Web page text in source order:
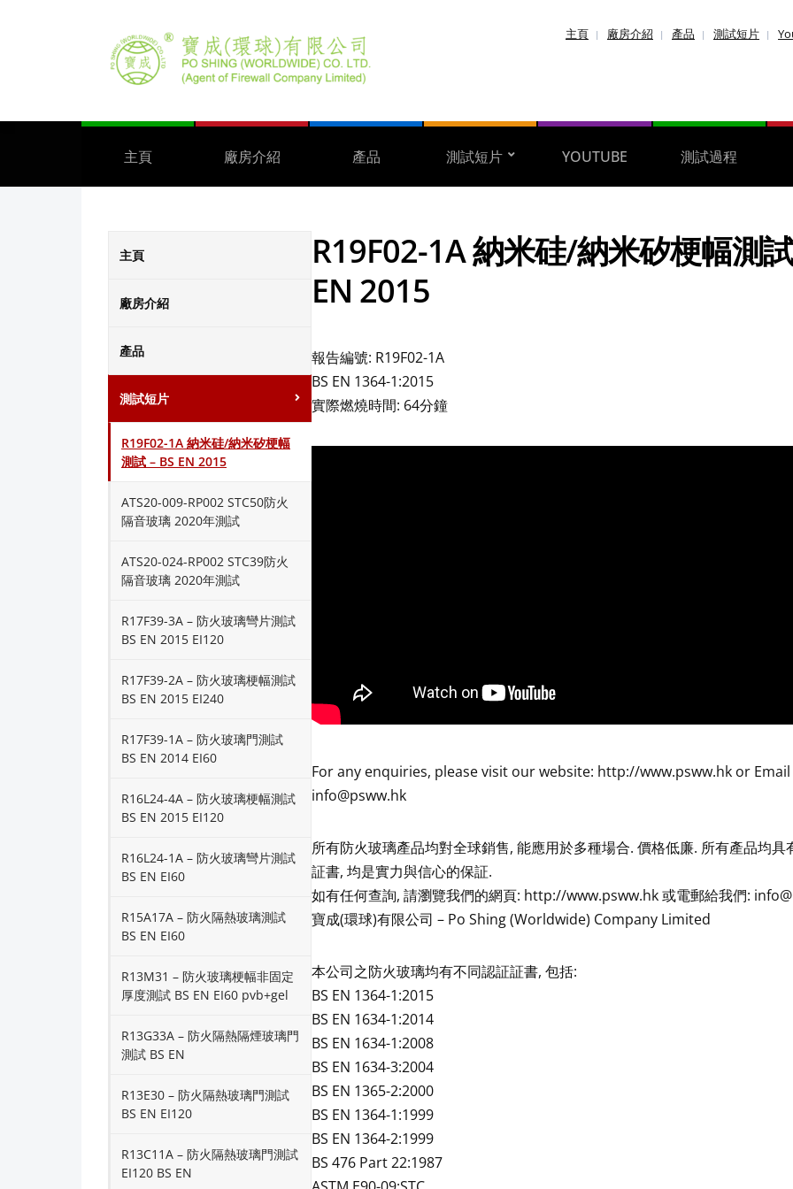
主頁 廠房介紹 產品 測試短片
主頁 廠房介紹 產品 測試短片 YOUTUBE 測試過程
主頁
廠房介紹
產品
測試短片
R19F02-1A 納米硅/納米矽梗幅
測試 – BS EN 2015
ATS20-009-RP002 STC50防火
隔音玻璃 2020年測試
ATS20-024-RP002 STC39防火
隔音玻璃 2020年測試
R17F39-3A – 防火玻璃彎片測試
BS EN 2015 EI120
R17F39-2A – 防火玻璃梗幅測試
BS EN 2015 EI240
R17F39-1A – 防火玻璃門測試
BS EN 2014 EI60
R16L24-4A – 防火玻璃梗幅測試
BS EN 2015 EI120
R16L24-1A – 防火玻璃彎片測試
BS EN EI60
R15A17A – 防火隔熱玻璃測試
BS EN EI60
R13M31 – 防火玻璃梗幅非固定
厚度測試 BS EN EI60 pvb+gel
R13G33A – 防火隔熱隔煙玻璃門
測試 BS EN
R13E30 – 防火隔熱玻璃門測試
BS EN EI120
R13C11A – 防火隔熱玻璃門測試
EI120 BS EN
R19F02-1A 納米硅/納米矽梗幅測
EN 2015
報告編號: R19F02-1A
BS EN 1364-1:2015
​實際燃燒時間: 64分鐘
For any enquiries, please visit our website: http://www.psww.hk or
info@psww.hk
所有防火玻璃產品均對全球銷售, 能應用於多種場合. 價格低廉. 所有產品均具
証書, 均是實力與信心的保証.
如有任何查詢, 請瀏覽我們的網頁: http://www.psww.hk 或電郵給我們:
寶成(環球)有限公司 – Po Shing (Worldwide) Company Limited
本公司之防火玻璃均有不同認証証書, 包括:
BS EN 1364-1:2015
BS EN 1634-1:2014
BS EN 1634-1:2008
BS EN 1634-3:2004
BS EN 1365-2:2000
BS EN 1364-1:1999
BS EN 1364-2:1999
BS 476 Part 22:1987